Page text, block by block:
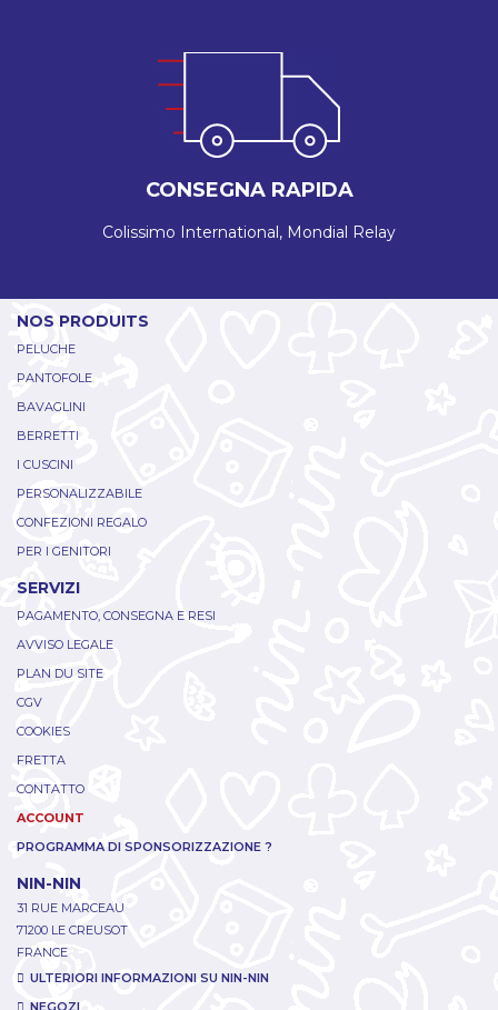
CONSEGNA RAPIDA
Colissimo International, Mondial Relay
NOS PRODUITS
PELUCHE
PANTOFOLE
BAVAGLINI
BERRETTI
I CUSCINI
PERSONALIZZABILE
CONFEZIONI REGALO
PER I GENITORI
SERVIZI
PAGAMENTO, CONSEGNA E RESI
AVVISO LEGALE
PLAN DU SITE
CGV
COOKIES
FRETTA
CONTATTO
ACCOUNT
PROGRAMMA DI SPONSORIZZAZIONE ?
NIN-NIN
31 RUE MARCEAU
71200 LE CREUSOT
FRANCE
ULTERIORI INFORMAZIONI SU NIN-NIN